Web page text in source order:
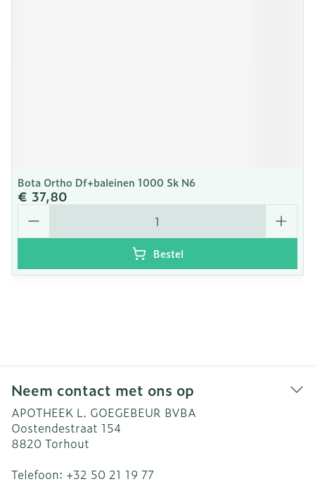
Bota Ortho Df+baleinen 1000 Sk N6
€ 37,80
Aantal
Bestel
Neem contact met ons op
APOTHEEK L. GOEGEBEUR BVBA
Oostendestraat 154
8820 Torhout
Telefoon: +32 50 21 19 77